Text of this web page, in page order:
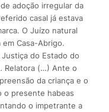
adoção irregular da
casal já estava
O Juízo natural
Casa-Abrigo.
do Estado do
Relatora (…) Ante o
da criança e o
o presente habeas
o impetrante a